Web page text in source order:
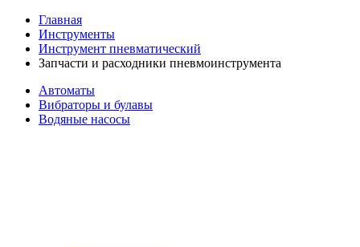
Главная
Инструменты
Инструмент пневматический
Запчасти и расходники пневмоинструмента
Автоматы
Вибраторы и булавы
Водяные насосы